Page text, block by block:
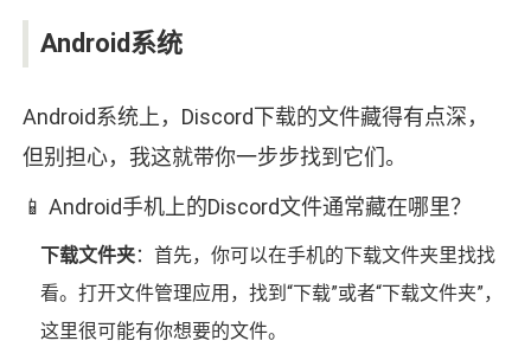
Android系统
Android系统上，Discord下载的文件藏得有点深，
但别担心，我这就带你一步步找到它们。
📱 Android手机上的Discord文件通常藏在哪里？
下载文件夹：首先，你可以在手机的下载文件夹里找找
看。打开文件管理应用，找到“下载”或者“下载文件夹”，
这里很可能有你想要的文件。